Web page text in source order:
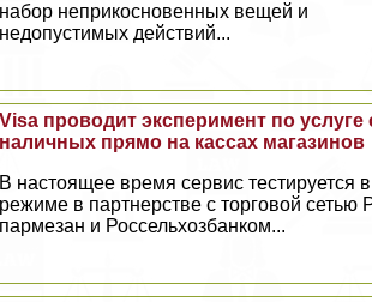
набор неприкосновенных вещей и
недопустимых действий...
Visa проводит эксперимент по услуге
наличных прямо на кассах магазинов
В настоящее время сервис тестируется
режиме в партнерстве с торговой сетью
пармезан и Россельхозбанком...